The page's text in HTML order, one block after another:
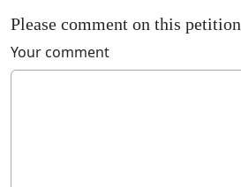
Please comment on this petition
Your comment